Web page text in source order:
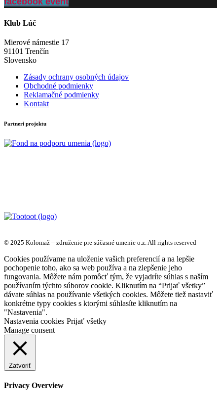
Klub Lúč
Mierové námestie 17
91101 Trenčín
Slovensko
Zásady ochrany osobných údajov
Obchodné podmienky
Reklamačné podmienky
Kontakt
Partneri projektu
© 2025 Kolomaž – združenie pre súčasné umenie o.z. All rights reserved
Cookies používame na uloženie vašich preferencií a na lepšie
pochopenie toho, ako sa web používa a na zlepšenie jeho
fungovania. Môžete nám pomôcť tým, že vyjadríte súhlas s naším
používaním týchto súborov cookie. Kliknutím na “Prijať všetky”
dávate súhlas na používanie všetkých cookies. Môžete tiež nastaviť
konkrétne typy cookies s ktorými súhlasíte kliknutím na
"Nastavenia".
Nastavenia cookies Prijať všetky
Manage consent
Zatvoriť
Privacy Overview